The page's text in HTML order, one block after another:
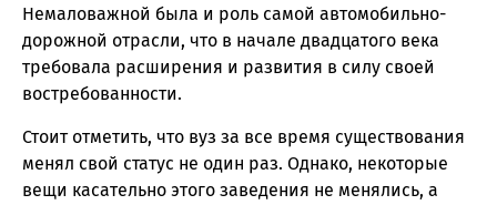
Немаловажной была и роль самой автомобильно-
дорожной отрасли, что в начале двадцатого века
требовала расширения и развития в силу своей
востребованности.
Стоит отметить, что вуз за все время существования
менял свой статус не один раз. Однако, некоторые
вещи касательно этого заведения не менялись, а